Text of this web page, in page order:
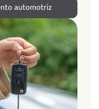
automotriz